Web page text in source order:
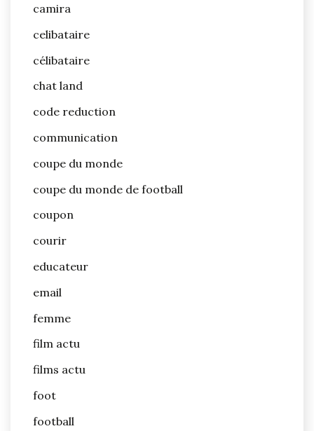
camira
celibataire
célibataire
chat land
code reduction
communication
coupe du monde
coupe du monde de football
coupon
courir
educateur
email
femme
film actu
films actu
foot
football